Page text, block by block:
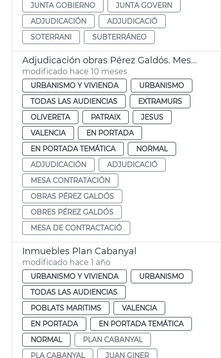
JUNTA GOBIERNO
JUNTA GOVERN
ADJUDICACIÓN
ADJUDICACIÓ
SOTERRANI
SUBTERRÁNEO
Adjudicación obras Pérez Galdós. Mesa de Contratación València
modificado hace 10 meses
URBANISMO Y VIVIENDA
URBANISMO
TODAS LAS AUDIENCIAS
EXTRAMURS
OLIVERETA
PATRAIX
JESUS
VALENCIA
EN PORTADA
EN PORTADA TEMÁTICA
NORMAL
ADJUDICACIÓN
ADJUDICACIÓ
MESA CONTRATACIÓN
OBRAS PÉREZ GALDÓS
OBRES PÉREZ GALDÓS
MESA DE CONTRACTACIÓ
Inmuebles Plan Cabanyal
modificado hace 1 año
URBANISMO Y VIVIENDA
URBANISMO
TODAS LAS AUDIENCIAS
POBLATS MARITIMS
VALENCIA
EN PORTADA
EN PORTADA TEMÁTICA
NORMAL
PLAN CABANYAL
PLA CABANYAL
JUAN GINER